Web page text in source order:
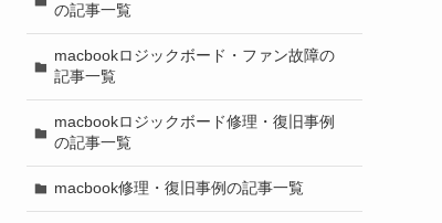
の記事一覧
macbookロジックボード・ファン故障の
記事一覧
macbookロジックボード修理・復旧事例
の記事一覧
macbook修理・復旧事例の記事一覧